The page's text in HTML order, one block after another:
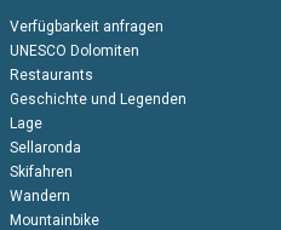
Verfügbarkeit anfragen
UNESCO Dolomiten
Restaurants
Geschichte und Legenden
Lage
Sellaronda
Skifahren
Wandern
Mountainbike